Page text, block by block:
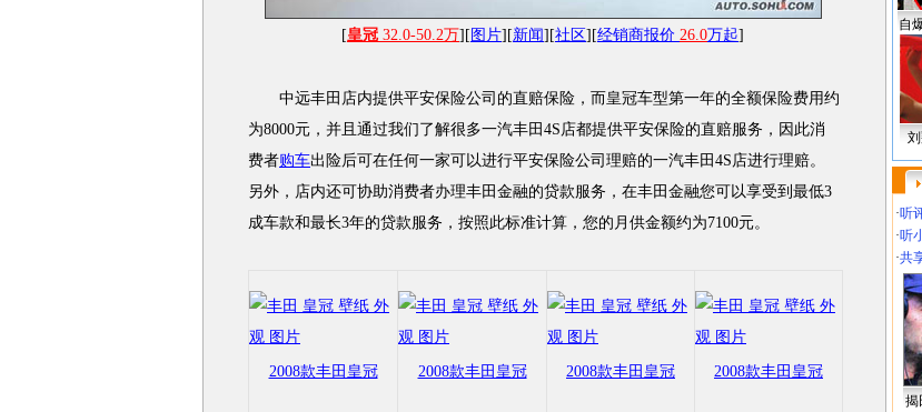
[皇冠 32.0-50.2万][ 图片][新闻][社区][经销商报价 26.0万起]
中远丰田店内提供平安保险公司的直赔保险，而皇冠车型第一年的全额保险费用约
为8000元，并且通过我们了解很多一汽丰田4S店都提供平安保险的直赔服务，因此消
费者购车出险后可在任何一家可以进行平安保险公司理赔的一汽丰田4S店进行理赔。
另外，店内还可协助消费者办理丰田金融的贷款服务，在丰田金融您可以享受到最低3
成车款和最长3年的贷款服务，按照此标准计算，您的月供金额约为7100元。
2008款丰田皇冠 2008款丰田皇冠 2008款丰田皇冠 2008款丰田皇冠
自
·听
·听
·共
揭